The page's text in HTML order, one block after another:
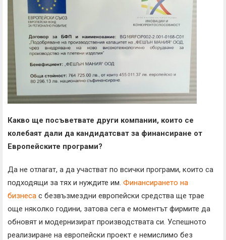
Какво ще посъветвате други компании, които се
колебаят дали да кандидатсват за финансиране от
Европейските програми?
Да не отлагат, а да участват по всички програми, които са
подходящи за тях и нуждите им. Финансирането на
бизнеса с безвъзмездни европейски средства ще трае
още няколко години, затова сега е моментът фирмите да
обновят и модернизират производствата си. Успешното
реализиране на европейски проект е немислимо без